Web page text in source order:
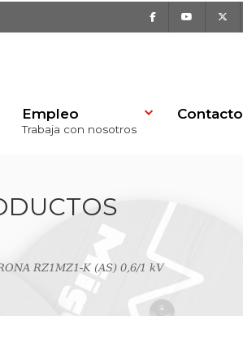
Facebook Youtube
Empleo
Trabaja con nosotros
Contacto
RZ1MZ1-K (AS) 0,6/1 kV